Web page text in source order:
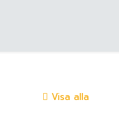
Visa alla